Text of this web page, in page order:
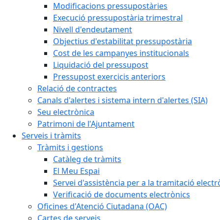
Modificacions pressupostàries
Execució pressupostària trimestral
Nivell d'endeutament
Objectius d'estabilitat pressupostària
Cost de les campanyes institucionals
Liquidació del pressupost
Pressupost exercicis anteriors
Relació de contractes
Canals d'alertes i sistema intern d'alertes (SIA)
Seu electrònica
Patrimoni de l'Ajuntament
Serveis i tràmits
Tràmits i gestions
Catàleg de tràmits
El Meu Espai
Servei d'assistència per a la tramitació
Verificació de documents electrònics
Oficines d'Atenció Ciutadana (OAC)